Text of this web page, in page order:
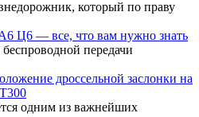
который по праву
Ц6 — все, что вам нужно знать
передачи
дроссельной заслонки на
одним из важнейших